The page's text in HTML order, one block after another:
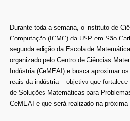
Durante toda a semana, o Instituto de
Computação (ICMC) da USP em São
segunda edição da Escola de
organizado pelo Centro de Ciências
Indústria (CeMEAI) e busca aproximar
reais da indústria – objetivo que
de Soluções Matemáticas para
CeMEAI e que será realizado na próxima